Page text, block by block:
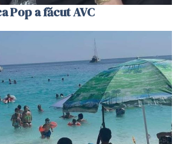
Pop a făcut AVC